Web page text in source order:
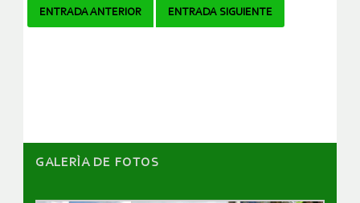
Navegador
ENTRADA ANTERIOR ENTRADA SIGUIENTE
GALERÌA DE FOTOS